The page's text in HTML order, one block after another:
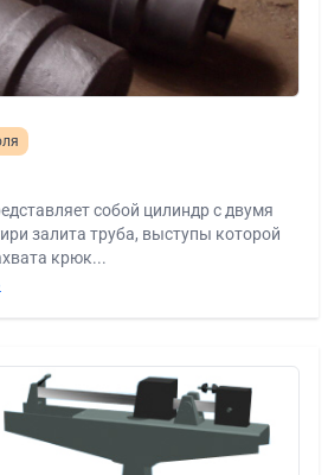
собой цилиндр с двумя
залита труба, выступы которой
крюк...